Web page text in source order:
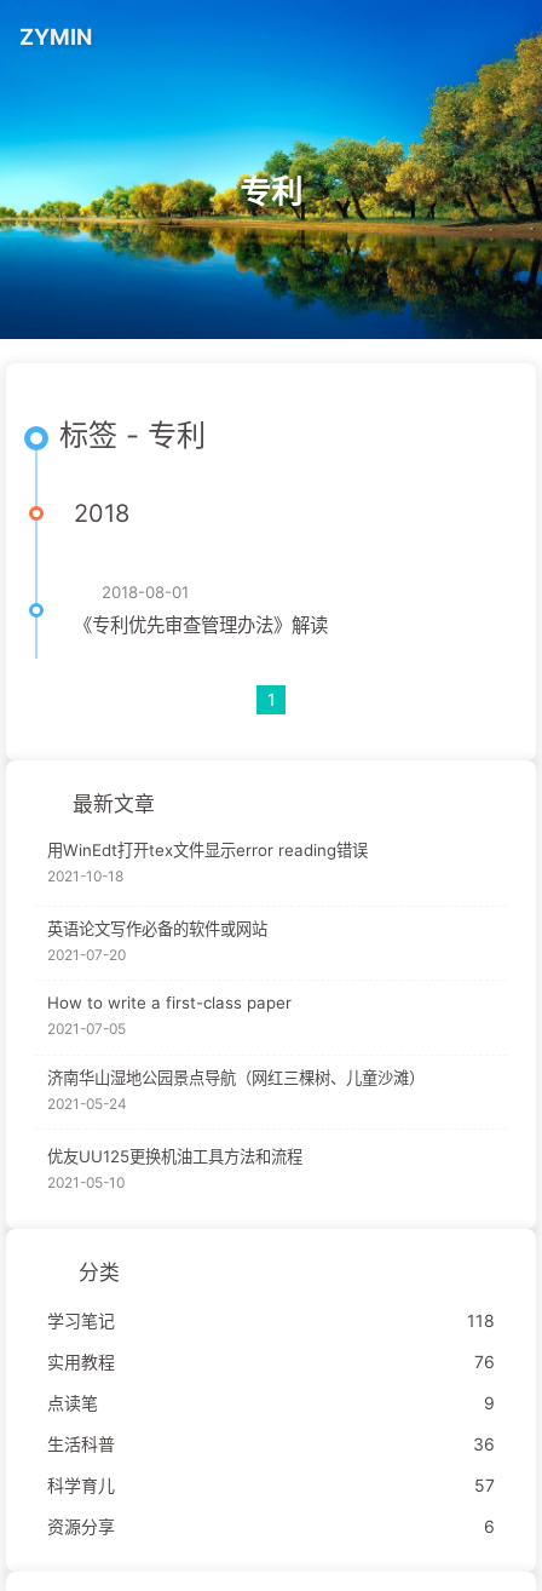
ZYMIN
专利
标签 - 专利
2018
2018-08-01
《专利优先审查管理办法》解读
1
最新文章
用WinEdt打开tex文件显示error reading错误
2021-10-18
英语论文写作必备的软件或网站
2021-07-20
How to write a first-class paper
2021-07-05
济南华山湿地公园景点导航（网红三棵树、儿童沙滩）
2021-05-24
优友UU125更换机油工具方法和流程
2021-05-10
分类
学习笔记
118
实用教程
76
点读笔
9
生活科普
36
科学育儿
57
资源分享
6